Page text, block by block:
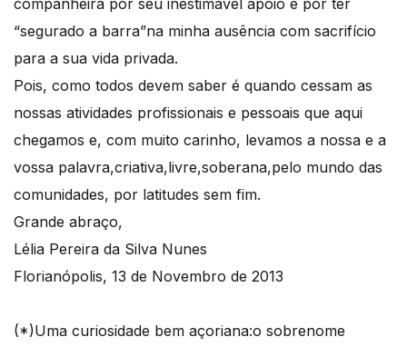
“segurado a barra”na minha ausência com sacrifício
para a sua vida privada.
Pois, como todos devem saber é quando cessam as
nossas atividades profissionais e pessoais que aqui
chegamos e, com muito carinho, levamos a nossa e a
vossa palavra,criativa,livre,soberana,pelo mundo das
comunidades, por latitudes sem fim.
Grande abraço,
Lélia Pereira da Silva Nunes
Florianópolis, 13 de Novembro de 2013
(*)Uma curiosidade bem açoriana:o sobrenome